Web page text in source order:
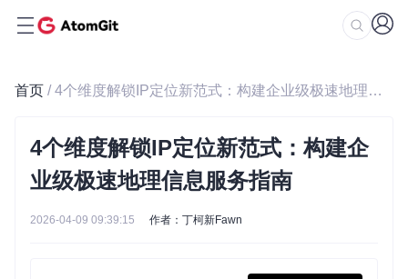
首页 / 4个维度解锁IP定位新范式：构建企业级极速地理信息服务指南
4个维度解锁IP定位新范式：构建企
业级极速地理信息服务指南
2026-04-09 09:39:15 作者：丁柯新Fawn